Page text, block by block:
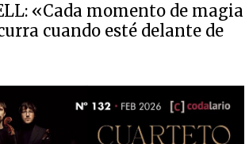
«Cada momento de magia
cuando esté delante de